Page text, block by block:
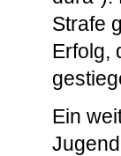
Strafe
Erfolg,
Ein